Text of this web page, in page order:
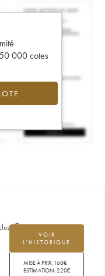
000 cotes
VOIR
L'HISTORIQUE
MISE À PRIX: 160€
ESTIMATION:220€